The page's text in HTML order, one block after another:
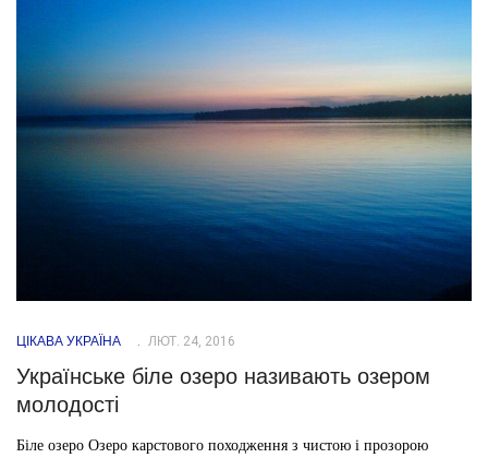
ЦІКАВА УКРАЇНА ЛЮТ. 24, 2016
Українське біле озеро називають озером
молодості
Біле озеро Озеро карстового походження з чистою і прозорою